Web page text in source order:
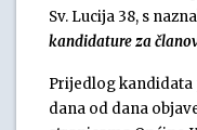
Sv. Lucija 38, s
kandidature za
Prijedlog kandidata
dana od dana